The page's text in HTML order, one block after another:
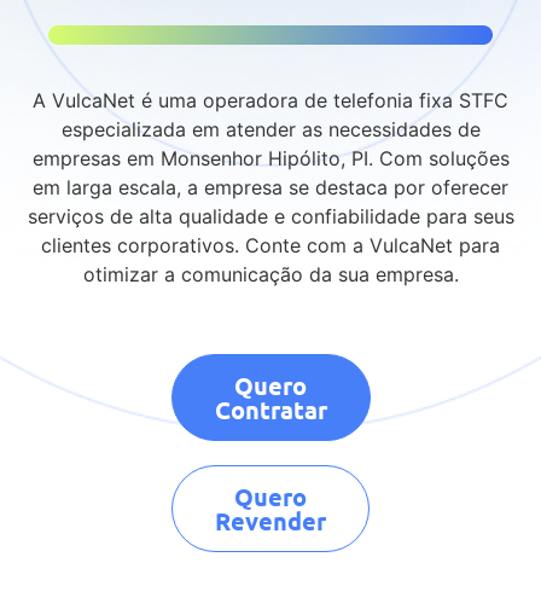
A VulcaNet é uma operadora de telefonia fixa STFC
especializada em atender as necessidades de
empresas em Monsenhor Hipólito, PI. Com soluções
em larga escala, a empresa se destaca por oferecer
serviços de alta qualidade e confiabilidade para seus
clientes corporativos. Conte com a VulcaNet para
otimizar a comunicação da sua empresa.
Quero
Contratar
Quero
Revender